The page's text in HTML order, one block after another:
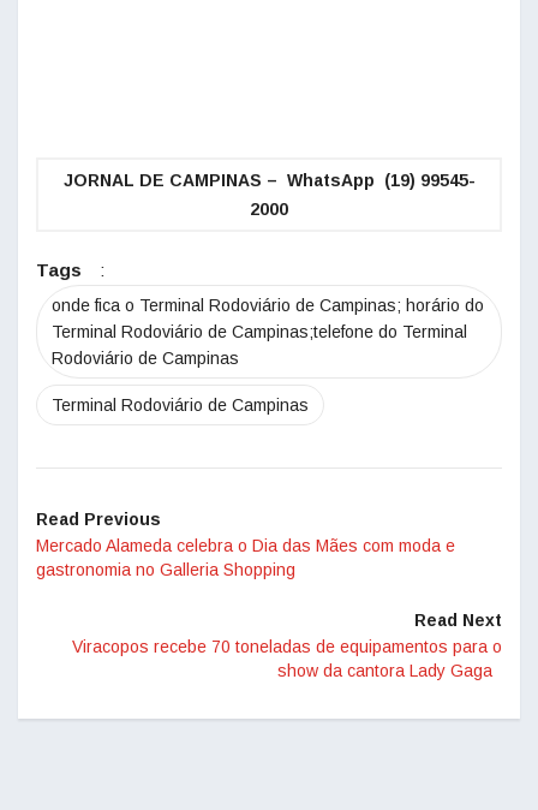
JORNAL DE CAMPINAS – WhatsApp (19) 99545-
2000
Tags :
onde fica o Terminal Rodoviário de Campinas; horário do
Terminal Rodoviário de Campinas;telefone do Terminal
Rodoviário de Campinas
Terminal Rodoviário de Campinas
Read Previous
Mercado Alameda celebra o Dia das Mães com moda e
gastronomia no Galleria Shopping
Read Next
Viracopos recebe 70 toneladas de equipamentos para o
show da cantora Lady Gaga